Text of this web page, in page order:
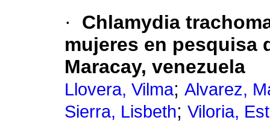
·
Chlamydia
mujeres en pesquisa
Maracay, venezuela
Llovera, Vilma; Alvarez,
Sierra, Lisbeth; Viloria,